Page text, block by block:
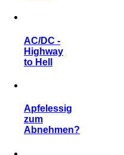
AC/DC -
Highway
to Hell
Apfelessig
zum
Abnehmen?